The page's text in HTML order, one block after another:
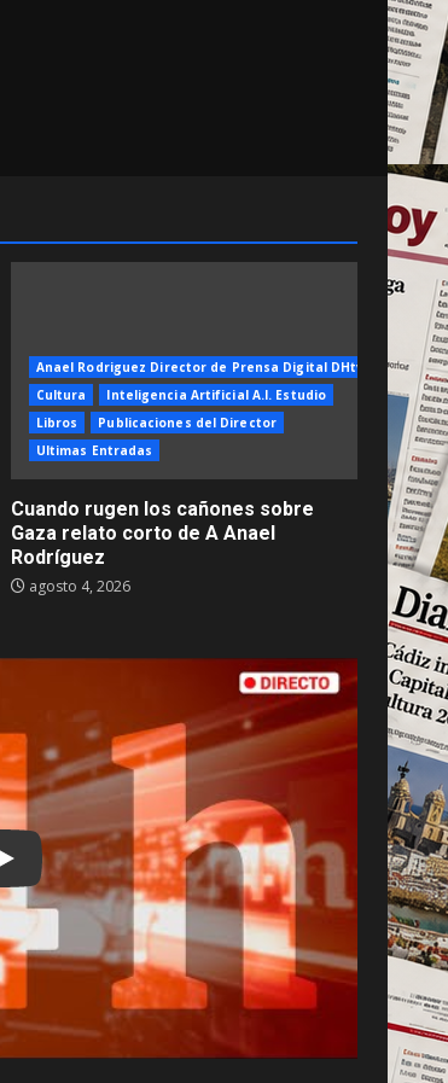
Anael Rodriguez Director de Prensa Digital DHtv
Cultura
Inteligencia Artificial A.I. Estudio
Libros
Publicaciones del Director
Ultimas Entradas
Cuando rugen los cañones sobre
Gaza relato corto de A Anael
Rodríguez
agosto 4, 2026